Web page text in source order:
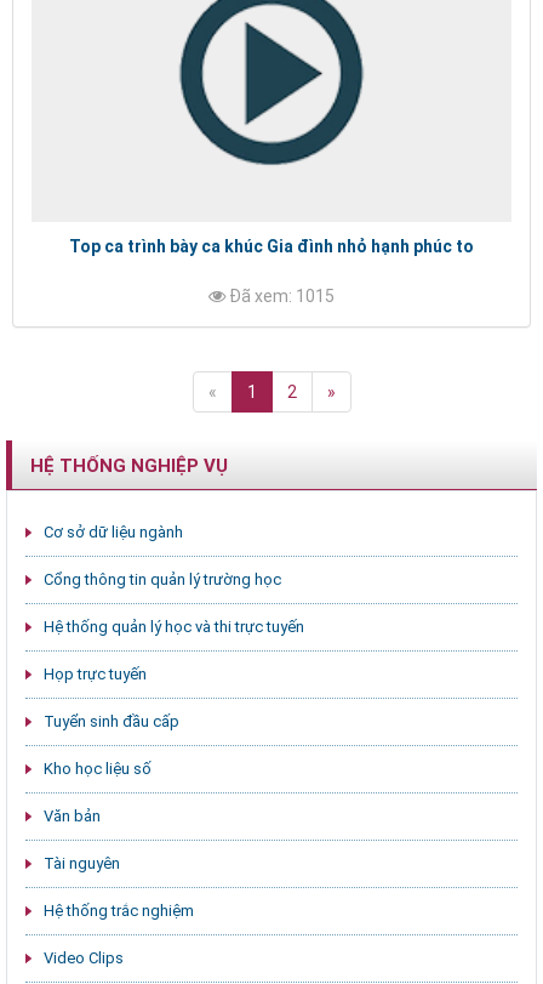
Top ca trình bày ca khúc Gia đình nhỏ hạnh phúc to
Đã xem: 1015
« 1 2 »
HỆ THỐNG NGHIỆP VỤ
Cơ sở dữ liệu ngành
Cổng thông tin quản lý trường học
Hệ thống quản lý học và thi trực tuyến
Họp trực tuyến
Tuyển sinh đầu cấp
Kho học liệu số
Văn bản
Tài nguyên
Hệ thống trắc nghiệm
Video Clips